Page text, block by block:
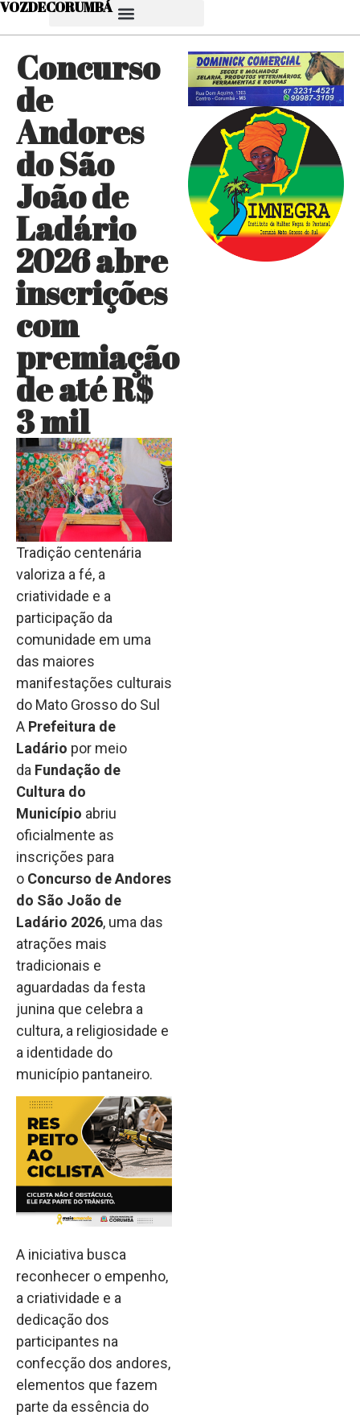
VOZDECORUMBÁ
Concurso
de
Andores
do São
João de
Ladário
2026 abre
inscrições
com
premiação
de até R$
3 mil
Tradição centenária
valoriza a fé, a
criatividade e a
participação da
comunidade em uma
das maiores
manifestações culturais
do Mato Grosso do Sul
A Prefeitura de
Ladário por meio
da Fundação de
Cultura do
Município abriu
oficialmente as
inscrições para
o Concurso de Andores
do São João de
Ladário 2026, uma das
atrações mais
tradicionais e
aguardadas da festa
junina que celebra a
cultura, a religiosidade e
a identidade do
município pantaneiro.
A iniciativa busca
reconhecer o empenho,
a criatividade e a
dedicação dos
participantes na
confecção dos andores,
elementos que fazem
parte da essência do